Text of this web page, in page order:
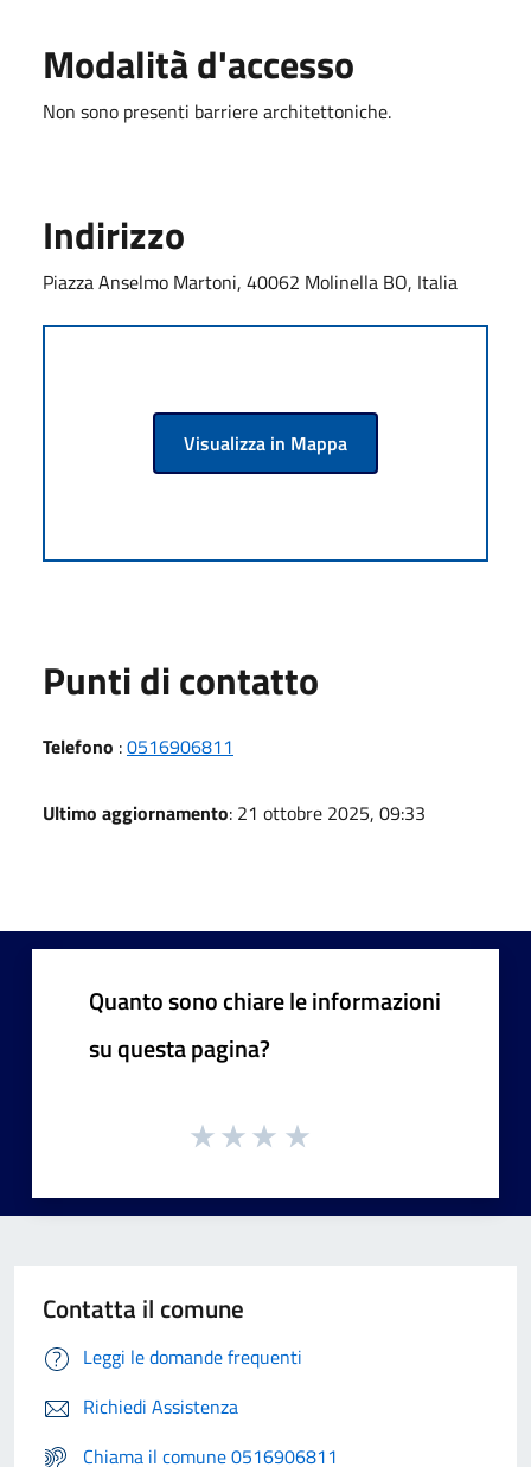
Modalità d'accesso
Non sono presenti barriere architettoniche.
Indirizzo
Piazza Anselmo Martoni, 40062 Molinella BO, Italia
Visualizza in Mappa
Punti di contatto
Telefono :0516906811
Ultimo aggiornamento: 21 ottobre 2025, 09:33
Quanto sono chiare le informazioni
su questa pagina?
Contatta il comune
Leggi le domande frequenti
Richiedi Assistenza
Chiama il comune 0516906811